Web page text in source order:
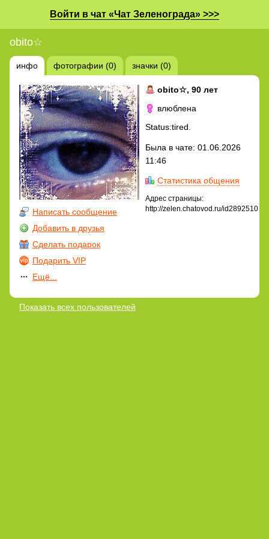
Войти в чат «Чат Зеленограда» >>>
obito☆
инфо фотографии (0) значки (0)
Написать сообщение
Добавить в друзья
Сделать подарок
Подарить VIP
Ещё...
obito☆, 90 лет
влюблена
Status:tired.
Была в чате: 01.06.2026
11:46
Статистика общения
Адрес страницы:
http://zelen.chatovod.ru/id2892510
Показать всех пользователей